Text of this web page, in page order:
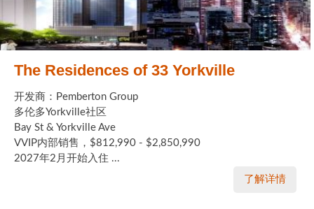
The Residences of 33 Yorkville
开发商：Pemberton Group
多伦多Yorkville社区
Bay St & Yorkville Ave
VVIP内部销售，$812,990 - $2,850,990
2027年2月开始入住 ...
了解详情